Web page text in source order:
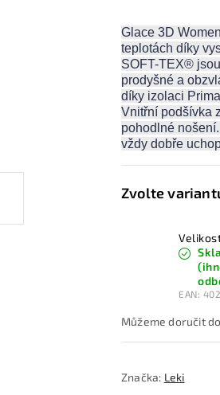
Glace 3D
teplotách díky
SOFT-TEX®
prodyšné a
díky izolaci
Vnitřní podšívka
pohodlné
vždy dobře
EAN:
Značka: Leki